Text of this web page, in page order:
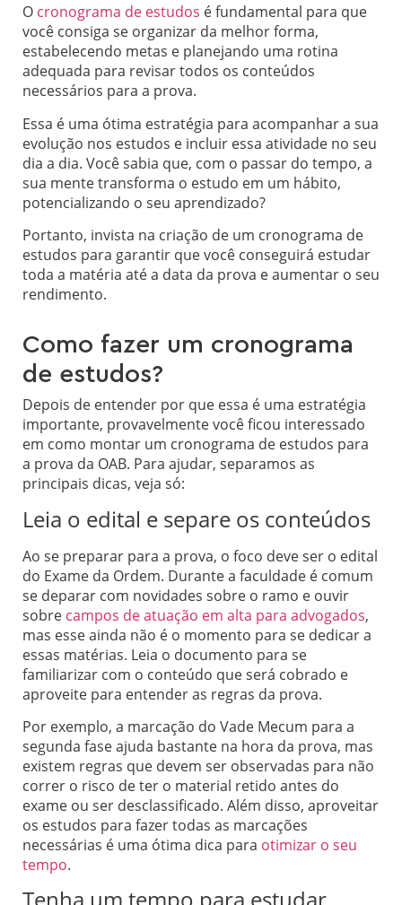
O cronograma de estudos é fundamental para que
você consiga se organizar da melhor forma,
estabelecendo metas e planejando uma rotina
adequada para revisar todos os conteúdos
necessários para a prova.
Essa é uma ótima estratégia para acompanhar a sua
evolução nos estudos e incluir essa atividade no seu
dia a dia. Você sabia que, com o passar do tempo, a
sua mente transforma o estudo em um hábito,
potencializando o seu aprendizado?
Portanto, invista na criação de um cronograma de
estudos para garantir que você conseguirá estudar
toda a matéria até a data da prova e aumentar o seu
rendimento.
Como fazer um cronograma
de estudos?
Depois de entender por que essa é uma estratégia
importante, provavelmente você ficou interessado
em como montar um cronograma de estudos para
a prova da OAB. Para ajudar, separamos as
principais dicas, veja só:
Leia o edital e separe os conteúdos
Ao se preparar para a prova, o foco deve ser o edital
do Exame da Ordem. Durante a faculdade é comum
se deparar com novidades sobre o ramo e ouvir
sobre campos de atuação em alta para advogados,
mas esse ainda não é o momento para se dedicar a
essas matérias. Leia o documento para se
familiarizar com o conteúdo que será cobrado e
aproveite para entender as regras da prova.
Por exemplo, a marcação do Vade Mecum para a
segunda fase ajuda bastante na hora da prova, mas
existem regras que devem ser observadas para não
correr o risco de ter o material retido antes do
exame ou ser desclassificado. Além disso, aproveitar
os estudos para fazer todas as marcações
necessárias é uma ótima dica para otimizar o seu
tempo.